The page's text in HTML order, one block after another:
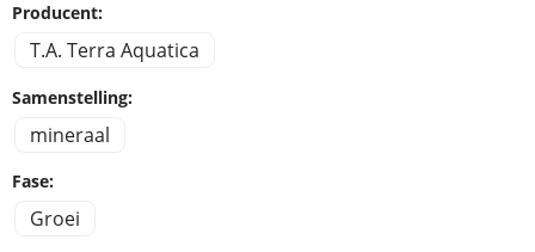
Producent:
T.A. Terra Aquatica
Samenstelling:
mineraal
Fase:
Groei